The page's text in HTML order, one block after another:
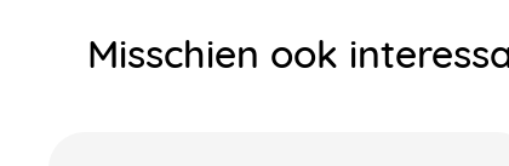
Misschien ook